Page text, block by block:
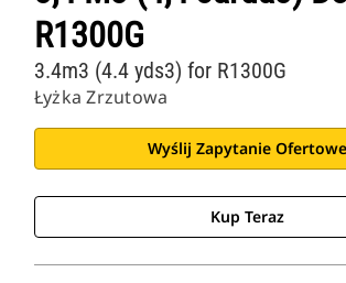
R1300G
Łyżka Zrzutowa
3.4m3 (4.4 yds3) for R1300G
Wyślij Zapytanie Ofertowe
Kup Teraz